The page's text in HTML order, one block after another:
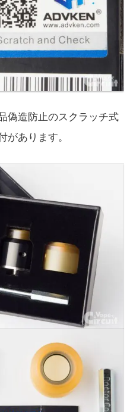
偽造防止のスクラッチ式
があります。